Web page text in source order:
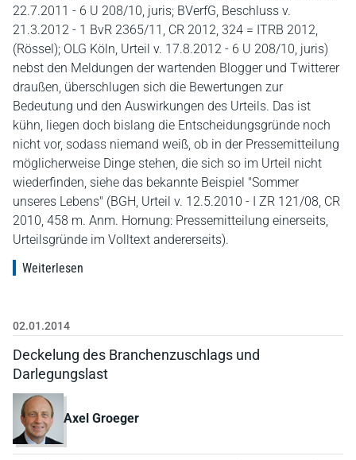
22.7.2011 - 6 U 208/10, juris; BVerfG, Beschluss v.
21.3.2012 - 1 BvR 2365/11, CR 2012, 324 = ITRB 2012,
(Rössel); OLG Köln, Urteil v. 17.8.2012 - 6 U 208/10, juris)
nebst den Meldungen der wartenden Blogger und Twitterer
draußen, überschlugen sich die Bewertungen zur
Bedeutung und den Auswirkungen des Urteils. Das ist
kühn, liegen doch bislang die Entscheidungsgründe noch
nicht vor, sodass niemand weiß, ob in der Pressemitteilung
möglicherweise Dinge stehen, die sich so im Urteil nicht
wiederfinden, siehe das bekannte Beispiel "Sommer
unseres Lebens" (BGH, Urteil v. 12.5.2010 - I ZR 121/08, CR
2010, 458 m. Anm. Hornung: Pressemitteilung einerseits,
Urteilsgründe im Volltext andererseits).
Weiterlesen
02.01.2014
Deckelung des Branchenzuschlags und
Darlegungslast
Axel Groeger